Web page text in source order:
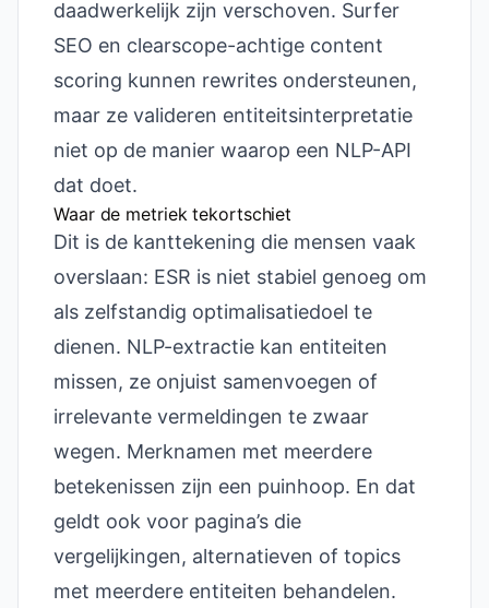
daadwerkelijk zijn verschoven. Surfer
SEO en clearscope-achtige content
scoring kunnen rewrites ondersteunen,
maar ze valideren entiteitsinterpretatie
niet op de manier waarop een NLP-API
dat doet.
Waar de metriek tekortschiet
Dit is de kanttekening die mensen vaak
overslaan: ESR is niet stabiel genoeg om
als zelfstandig optimalisatiedoel te
dienen. NLP-extractie kan entiteiten
missen, ze onjuist samenvoegen of
irrelevante vermeldingen te zwaar
wegen. Merknamen met meerdere
betekenissen zijn een puinhoop. En dat
geldt ook voor pagina’s die
vergelijkingen, alternatieven of topics
met meerdere entiteiten behandelen.